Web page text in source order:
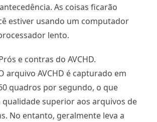
As coisas ficarão
estiver usando um computador
lento.
e contras do AVCHD.
arquivo AVCHD é capturado em
quadros por segundo, o que
qualidade superior aos arquivos de
No entanto, geralmente leva a